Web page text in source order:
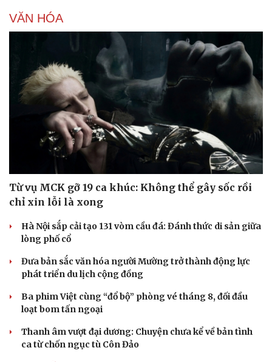
Thông tin doanh nghiệp
Doanh nghiệp 24h
Doanh nhân
Vì cộng đồng
Công nghệ
Sành điệu
Tin Công nghệ
Trải nghiệm
VĂN HÓA
Từ vụ MCK gỡ 19 ca khúc: Không thể gây sốc rồi
chỉ xin lỗi là xong
Hà Nội sắp cải tạo 131 vòm cầu đá: Đánh thức di sản giữa
lòng phố cổ
Đưa bản sắc văn hóa người Mường trở thành động lực
phát triển du lịch cộng đồng
Ba phim Việt cùng “đổ bộ” phòng vé tháng 8, đối đầu
loạt bom tấn ngoại
Thanh âm vượt đại dương: Chuyện chưa kể về bản tình
ca từ chốn ngục tù Côn Đảo